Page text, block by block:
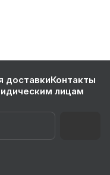
доставкиКонтакты
лицам